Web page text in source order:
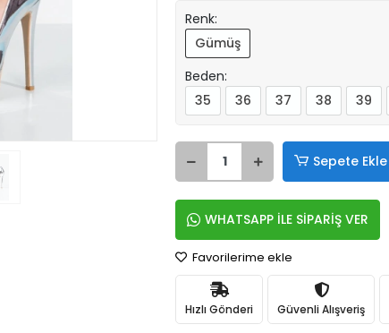
Renk:
Gümüş
Beden:
35
36 37 38 39
Sepete Ekle
WHATSAPP İLE SİPARİŞ VER
Favorilerime ekle
Hızlı Gönderi Güvenli Alışveriş